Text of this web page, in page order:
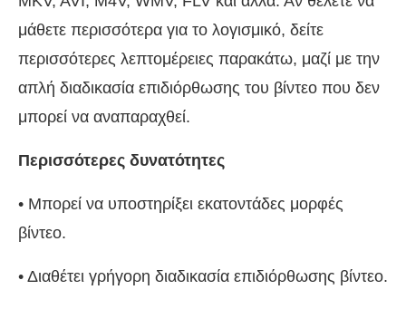
μάθετε περισσότερα για το λογισμικό, δείτε
περισσότερες λεπτομέρειες παρακάτω, μαζί με την
απλή διαδικασία επιδιόρθωσης του βίντεο που δεν
μπορεί να αναπαραχθεί.
Περισσότερες δυνατότητες
• Μπορεί να υποστηρίξει εκατοντάδες μορφές
βίντεο.
• Διαθέτει γρήγορη διαδικασία επιδιόρθωσης βίντεο.